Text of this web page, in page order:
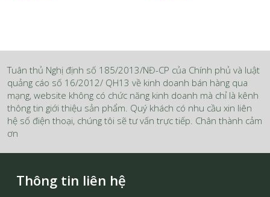
Tuân thủ Nghị định số 185/2013/NĐ-CP của Chính phủ và luật
quảng cáo số 16/2012/ QH13 về kinh doanh bán hàng qua
mạng, website không có chức năng kinh doanh mà chỉ là kênh
thông tin giới thiệu sản phẩm. Quý khách có nhu cầu xin liên
hệ số điện thoại, chúng tôi sẽ tư vấn trực tiếp. Chân thành cảm
ơn
Thông tin liên hệ